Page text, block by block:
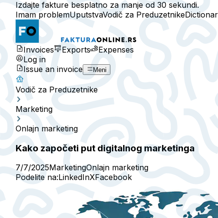
Izdajte fakture besplatno za manje od 30 sekundi.
Imam problemUputstvaVodič za Preduzetnike
Invoices Exports
Expenses
Log in
Issue an invoice
Meni
Vodič za Preduzetnike
Marketing
Onlajn marketing
Kako započeti put digitalnog marketinga
7/7/2025MarketingOnlajn marketing
Podelite na:LinkedInXFacebook